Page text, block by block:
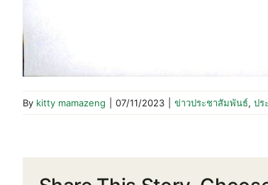
By kitty mamazeng 07/11/2023 ข่าวประชาสัมพันธ์, ปร